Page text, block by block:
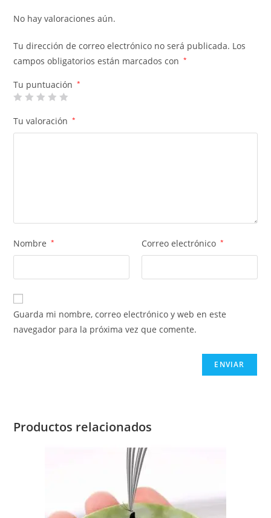
No hay valoraciones aún.
Tu dirección de correo electrónico no será publicada. Los
campos obligatorios están marcados con
*
Tu puntuación *
Tu valoración *
Nombre * Correo electrónico *
Guarda mi nombre, correo electrónico y web en este
navegador para la próxima vez que comente.
Productos relacionados